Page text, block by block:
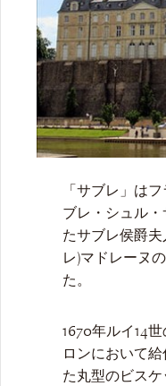
「サブレ」は
ブレ・シュル
たサブレ侯爵
レ)マドレーヌ
た。
1670年ルイ14
ロンにおいて
た丸型のビス